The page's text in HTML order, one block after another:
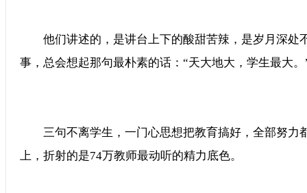
他们讲述的，是讲台上下的酸甜苦辣，是岁月深处
事，总会想起那句最朴素的话：“天大地大，学生最大。
三句不离学生，一门心思想把教育搞好，全部努力
上，折射的是74万教师最动听的精力底色。